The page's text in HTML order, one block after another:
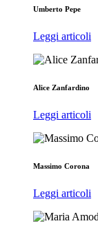
Umberto Pepe
Leggi articoli
Alice Zanfardino
Leggi articoli
Massimo Corona
Leggi articoli